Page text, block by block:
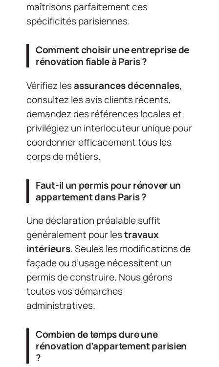
maîtrisons parfaitement ces
spécificités parisiennes.
Comment choisir une entreprise de
rénovation fiable à Paris ?
Vérifiez lesassurances décennales,
consultez les avis clients récents,
demandez des références locales et
privilégiez un interlocuteur unique pour
coordonner efficacement tous les
corps de métiers.
Faut-il un permis pour rénover un
appartement dans Paris ?
Une déclaration préalable suffit
généralement pour lestravaux
intérieurs. Seules les modifications de
façade ou d’usage nécessitent un
permis de construire. Nous gérons
toutes vos démarches
administratives.
Combien de temps dure une
rénovation d’appartement parisien
?